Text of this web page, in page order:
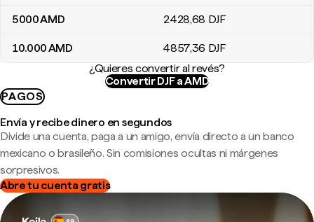
5000AMD 2428,68 DJF
10.000AMD 4857,36 DJF
¿Quieres convertir al revés?
Convertir DJF a AMD
PAGOS
Envía y recibe dinero en segundos
Divide una cuenta, paga a un amigo, envía directo a un banco
mexicano o brasileño. Sin comisiones ocultas ni márgenes
sorpresivos.
Abre tu cuenta gratis